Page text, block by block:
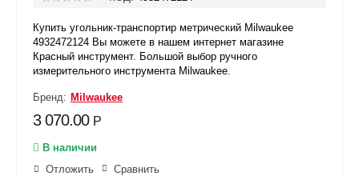
Купить угольник-транспортир метрический Milwaukee
4932472124 Вы можете в нашем интернет магазине
Красный инструмент. Большой выбор ручного
измерительного инструмента Milwaukee.
Бренд: Milwaukee
3 070.00 Р
В наличии
Отложить
Сравнить